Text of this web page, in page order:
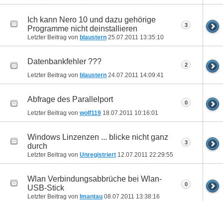
Ich kann Nero 10 und dazu gehörige
Programme nicht deinstallieren
Letzter Beitrag von blaustern 25.07.2011 13:35:10
3
Datenbankfehler ???
Letzter Beitrag von blaustern 24.07.2011 14:09:41
2
Abfrage des Parallelport
Letzter Beitrag von wolf119 18.07.2011 10:16:01
0
Windows Linzenzen ... blicke nicht ganz
durch
Letzter Beitrag von Unregistriert 12.07.2011 22:29:55
3
Wlan Verbindungsabbrüche bei Wlan-
USB-Stick
Letzter Beitrag von Imantau 08.07.2011 13:38:16
0